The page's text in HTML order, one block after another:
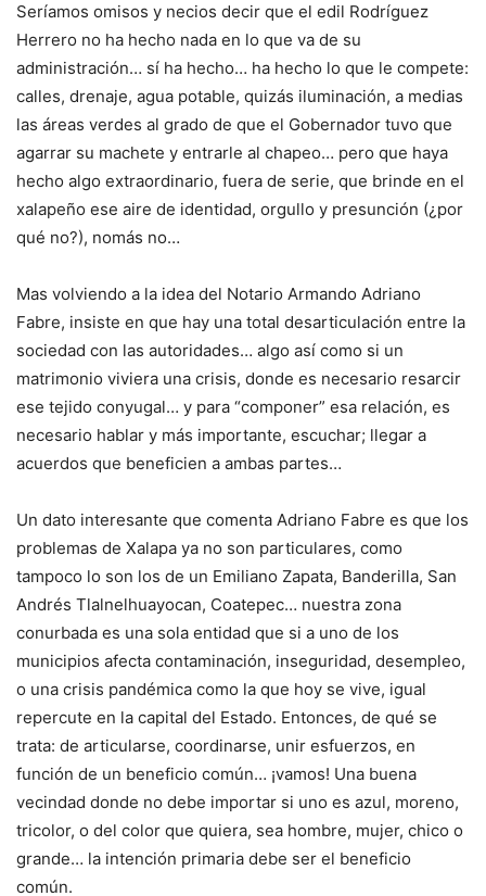
Seríamos omisos y necios decir que el edil Rodríguez
Herrero no ha hecho nada en lo que va de su
administración… sí ha hecho… ha hecho lo que le compete:
calles, drenaje, agua potable, quizás iluminación, a medias
las áreas verdes al grado de que el Gobernador tuvo que
agarrar su machete y entrarle al chapeo… pero que haya
hecho algo extraordinario, fuera de serie, que brinde en el
xalapeño ese aire de identidad, orgullo y presunción (¿por
qué no?), nomás no…
Mas volviendo a la idea del Notario Armando Adriano
Fabre, insiste en que hay una total desarticulación entre la
sociedad con las autoridades… algo así como si un
matrimonio viviera una crisis, donde es necesario resarcir
ese tejido conyugal… y para “componer” esa relación, es
necesario hablar y más importante, escuchar; llegar a
acuerdos que beneficien a ambas partes…
Un dato interesante que comenta Adriano Fabre es que los
problemas de Xalapa ya no son particulares, como
tampoco lo son los de un Emiliano Zapata, Banderilla, San
Andrés Tlalnelhuayocan, Coatepec… nuestra zona
conurbada es una sola entidad que si a uno de los
municipios afecta contaminación, inseguridad, desempleo,
o una crisis pandémica como la que hoy se vive, igual
repercute en la capital del Estado. Entonces, de qué se
trata: de articularse, coordinarse, unir esfuerzos, en
función de un beneficio común… ¡vamos! Una buena
vecindad donde no debe importar si uno es azul, moreno,
tricolor, o del color que quiera, sea hombre, mujer, chico o
grande… la intención primaria debe ser el beneficio
común.